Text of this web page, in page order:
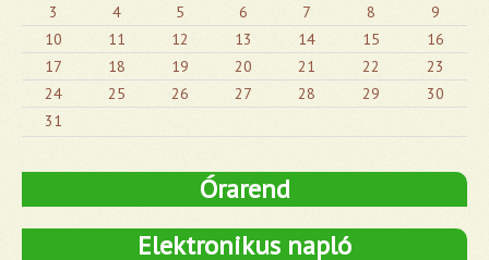
3
4 5 6 7 8
9
10
11 12 13 14 15
16
17
18 19 20 21 22
23
24
25 26 27 28 29
30
31
Órarend
Elektronikus napló